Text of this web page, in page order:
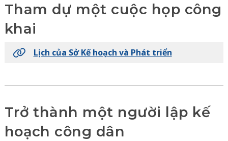
Tham dự một cuộc họp công
khai
Lịch của Sở Kế hoạch và Phát triển
Trở thành một người lập kế
hoạch công dân